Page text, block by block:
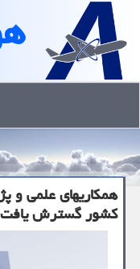
کشور گسترش یافت